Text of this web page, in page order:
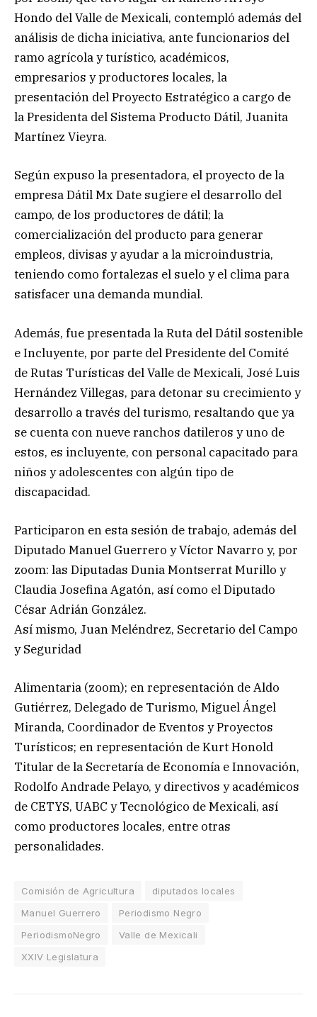
Hondo del Valle de Mexicali, contempló además del
análisis de dicha iniciativa, ante funcionarios del
ramo agrícola y turístico, académicos,
empresarios y productores locales, la
presentación del Proyecto Estratégico a cargo de
la Presidenta del Sistema Producto Dátil, Juanita
Martínez Vieyra.
Según expuso la presentadora, el proyecto de la
empresa Dátil Mx Date sugiere el desarrollo del
campo, de los productores de dátil; la
comercialización del producto para generar
empleos, divisas y ayudar a la microindustria,
teniendo como fortalezas el suelo y el clima para
satisfacer una demanda mundial.
Además, fue presentada la Ruta del Dátil sostenible
e Incluyente, por parte del Presidente del Comité
de Rutas Turísticas del Valle de Mexicali, José Luis
Hernández Villegas, para detonar su crecimiento y
desarrollo a través del turismo, resaltando que ya
se cuenta con nueve ranchos datileros y uno de
estos, es incluyente, con personal capacitado para
niños y adolescentes con algún tipo de
discapacidad.
Participaron en esta sesión de trabajo, además del
Diputado Manuel Guerrero y Víctor Navarro y, por
zoom: las Diputadas Dunia Montserrat Murillo y
Claudia Josefina Agatón, así como el Diputado
César Adrián González.
Así mismo, Juan Meléndrez, Secretario del Campo
y Seguridad
Alimentaria (zoom); en representación de Aldo
Gutiérrez, Delegado de Turismo, Miguel Ángel
Miranda, Coordinador de Eventos y Proyectos
Turísticos; en representación de Kurt Honold
Titular de la Secretaría de Economía e Innovación,
Rodolfo Andrade Pelayo, y directivos y académicos
de CETYS, UABC y Tecnológico de Mexicali, así
como productores locales, entre otras
personalidades.
Comisión de Agricultura
diputados locales
Manuel Guerrero
Periodismo Negro
PeriodismoNegro
Valle de Mexicali
XXIV Legislatura